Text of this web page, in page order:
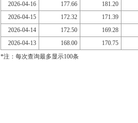
2026-04-16
177.66
181.20
2026-04-15
172.32
171.39
2026-04-14
172.50
169.28
2026-04-13
168.00
170.75
*注：每次查询最多显示100条